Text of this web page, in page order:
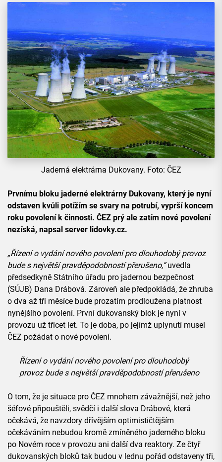
Jaderná elektrárna Dukovany. Foto: ČEZ
Prvnímu bloku jaderné elektrárny Dukovany, který je nyní
odstaven kvůli potížím se svary na potrubí, vyprší koncem
roku povolení k činnosti. ČEZ prý ale zatím nové povolení
nezíská, napsal server lidovky.cz.
„Řízení o vydání nového povolení pro dlouhodobý provoz
bude s největší pravděpodobností přerušeno,“uvedla
předsedkyně Státního úřadu pro jadernou bezpečnost
(SÚJB) Dana Drábová. Zároveň ale předpokládá, že zhruba
o dva až tři měsíce bude prozatím prodloužena platnost
nynějšího povolení. První dukovanský blok je nyní v
provozu už třicet let. To je doba, po jejímž uplynutí musel
ČEZ požádat o nové povolení.
Řízení o vydání nového povolení pro dlouhodobý
provoz bude s největší pravděpodobností přerušeno
O tom, že je situace pro ČEZ mnohem závažnější, než jeho
šéfové připouštěli, svědčí i další slova Drábové, která
očekává, že navzdory dřívějším optimističtějším
očekáváním nebudou kromě zmíněného jaderného bloku
po Novém roce v provozu ani další dva reaktory. Ze čtyř
dukovanských bloků tak budou v lednu pořád odstaveny tři,